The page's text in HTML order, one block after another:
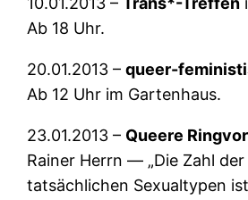
Ab 18 Uhr.
20.01.2013 –queer-
Ab 12 Uhr im Gartenhaus.
23.01.2013 – Queere
Rainer Herrn — „Die Zahl
tatsächlichen Sexualtypen